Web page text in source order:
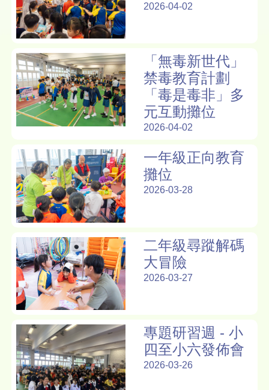
2026-04-02
「無毒新世代」
禁毒教育計劃
「毒是毒非」多
元互動攤位
2026-04-02
一年級正向教育
攤位
2026-03-28
二年級尋蹤解碼
大冒險
2026-03-27
專題研習週 - 小
四至小六發佈會
2026-03-26